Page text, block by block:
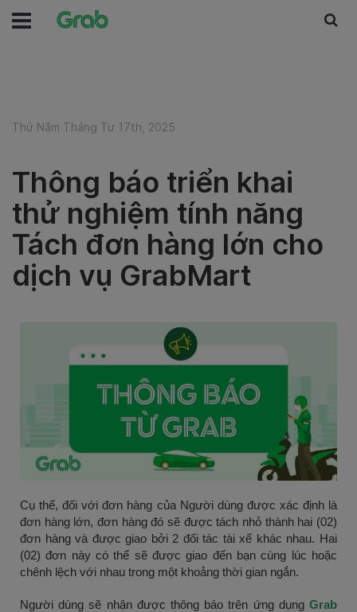
Thứ Năm Tháng Tư 17th, 2025
Thông báo triển khai
thử nghiệm tính năng
Tách đơn hàng lớn cho
dịch vụ GrabMart
Cụ thể, đối với đơn hàng của Người dùng được xác định là
đơn hàng lớn, đơn hàng đó sẽ được tách nhỏ thành hai (02)
đơn hàng và được giao bởi 2 đối tác tài xế khác nhau. Hai
(02) đơn này có thể sẽ được giao đến bạn cùng lúc hoặc
chênh lệch với nhau trong một khoảng thời gian ngắn.
Người dùng sẽ nhận được thông báo trên ứng dụng Grab